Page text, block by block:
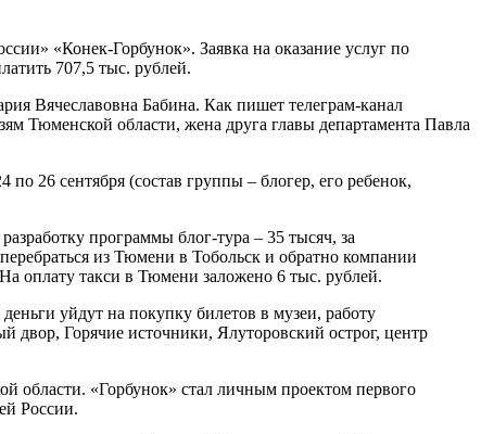
«Конек-Горбунок». Заявка на оказание услуг по
707,5 тыс. рублей.
Вячеславовна Бабина. Как пишет телеграм-канал
Тюменской области, жена друга главы департамента Павла
26 сентября (состав группы – блогер, его ребенок,
программы блог-тура – 35 тысяч, за
из Тюмени в Тобольск и обратно компании
оплату такси в Тюмени заложено 6 тыс. рублей.
уйдут на покупку билетов в музеи, работу
двор, Горячие источники, Ялуторовский острог, центр
области. «Горбунок» стал личным проектом первого
России.